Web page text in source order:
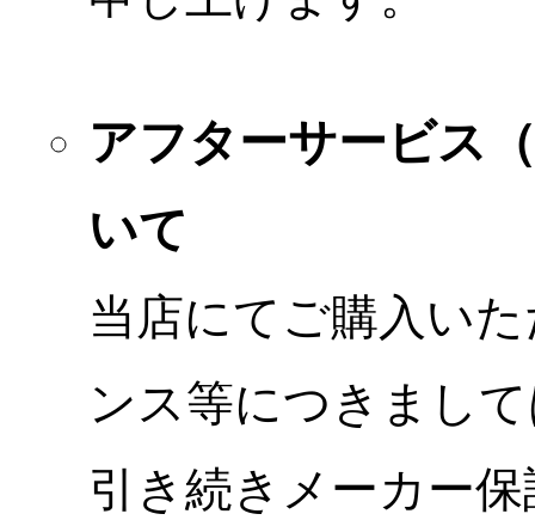
アフターサービス
いて
当店にてご購入い
ンス等につきまし
引き続きメーカー